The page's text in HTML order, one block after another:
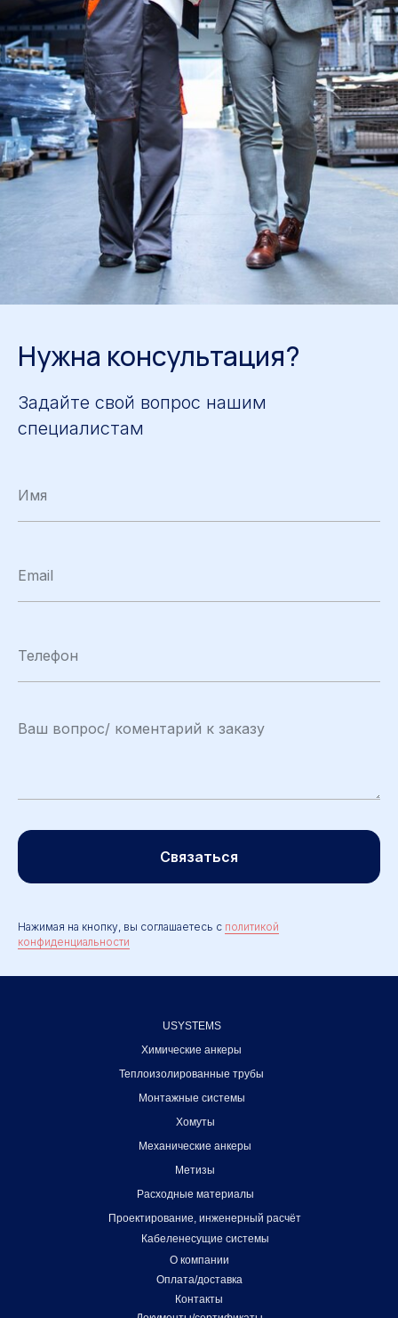
Нужна консультация?
Задайте свой вопрос нашим
специалистам
Связаться
Нажимая на кнопку, вы соглашаетесь с политикой
конфиденциальности
Хомуты
Механические анкеры
USYSTEMS
Метизы
Химические анкеры
Расходные материалы
Теплоизолированные трубы
Монтажные системы
Проектирование, инженерный расчёт
Кабеленесущие системы
О компании
Оплата/доставка
Контакты